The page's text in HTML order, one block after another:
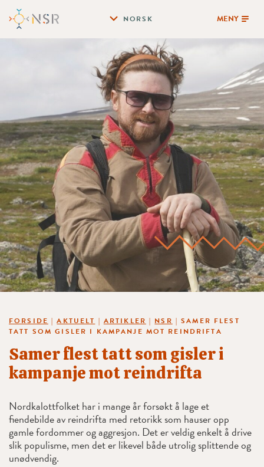
NORSK MENY
FORSIDE |AKTUELT | ARTIKLER | NSR |SAMER FLEST
TATT SOM GISLER I KAMPANJE MOT REINDRIFTA
Samer flest tatt som gisler i
kampanje mot reindrifta
Nordkalottfolket har i mange år forsøkt å lage et
fiendebilde av reindrifta med retorikk som hauser opp
gamle fordommer og aggresjon. Det er veldig enkelt å drive
slik populisme, men det er likevel både utrolig splittende og
unødvendig.